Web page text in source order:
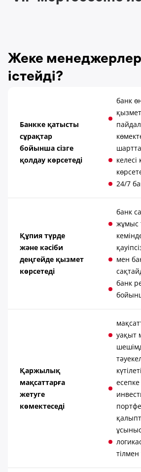
Жеке
істейді?
Банкке қатысты
сұрақтар
бойынша сізге
қолдау көрсетеді
банк
24/7
Құпия түрде
және кәсіби
деңгейде қызмет
көрсетеді
банк
жұмыс
мен
банк
Қаржылық
мақсаттарға
жетуге
көмектеседі
уақыт
тілмен